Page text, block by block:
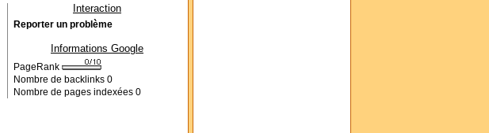
Interaction
Reporter un problème
Informations Google
PageRank
Nombre de backlinks 0
Nombre de pages indexées 0